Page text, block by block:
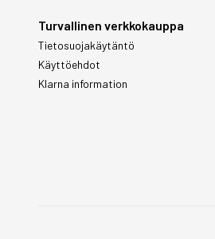
Turvallinen verkkokauppa
Tietosuojakäytäntö
Käyttöehdot
Klarna information